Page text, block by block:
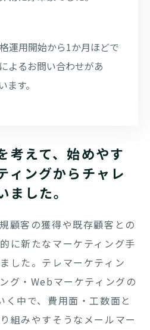
運用開始から1か月ほどで
よるお問い合わせがあ
ます。
考えて、始めやす
ィングからチャレ
した。
顧客の獲得や既存顧客との
に新たなマーケティング手
した。テレマーケティン
グ・Webマーケティングの
中で、費用面・工数面と
組みやすそうなメールマー